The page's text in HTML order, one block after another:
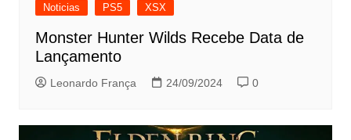
Noticias PS5 XSX
Monster Hunter Wilds Recebe Data de
Lançamento
Leonardo França 24/09/2024 0